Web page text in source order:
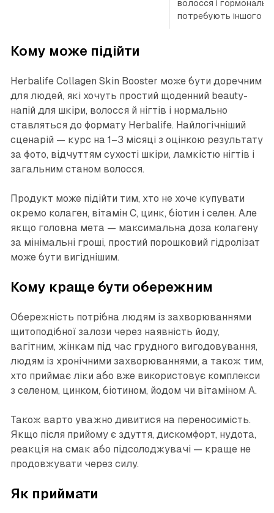
волосся і
потребують іншого
Кому може підійти
Herbalife Collagen Skin Booster може бути доречним
для людей, які хочуть простий щоденний beauty-
напій для шкіри, волосся й нігтів і нормально
ставляться до формату Herbalife. Найлогічніший
сценарій — курс на 1–3 місяці з оцінкою результату
за фото, відчуттям сухості шкіри, ламкістю нігтів і
загальним станом волосся.
Продукт може підійти тим, хто не хоче купувати
окремо колаген, вітамін C, цинк, біотин і селен. Але
якщо головна мета — максимальна доза колагену
за мінімальні гроші, простий порошковий гідролізат
може бути вигіднішим.
Кому краще бути обережним
Обережність потрібна людям із захворюваннями
щитоподібної залози через наявність йоду,
вагітним, жінкам під час грудного вигодовування,
людям із хронічними захворюваннями, а також тим,
хто приймає ліки або вже використовує комплекси
з селеном, цинком, біотином, йодом чи вітаміном A.
Також варто уважно дивитися на переносимість.
Якщо після прийому є здуття, дискомфорт, нудота,
реакція на смак або підсолоджувачі — краще не
продовжувати через силу.
Як приймати